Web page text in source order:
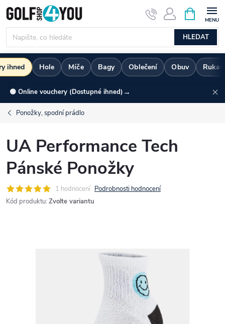
Přejít
na
obsah
HLEDAT
NÁKUPNÍ
KOŠÍK
ihned Hole Míče Bagy Oblečení Obuv
🟢 Online vouchery (Dostupné ihned) →
Ponožky, spodní prádlo
UA Performance Tech
Pánské Ponožky
1 hodnocení Podrobnosti hodnocení
Kód produktu: Zvolte variantu